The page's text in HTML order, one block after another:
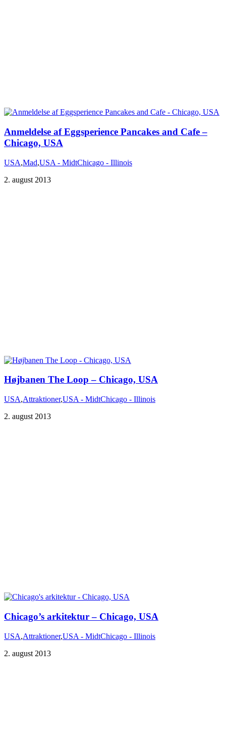
Anmeldelse af Eggsperience Pancakes and Cafe –
Chicago, USA
USA,Mad,USA - MidtChicago - Illinois
2. august 2013
Højbanen The Loop – Chicago, USA
USA,Attraktioner,USA - MidtChicago - Illinois
2. august 2013
Chicago’s arkitektur – Chicago, USA
USA,Attraktioner,USA - MidtChicago - Illinois
2. august 2013